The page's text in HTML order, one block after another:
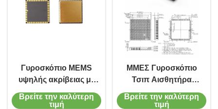
Γυροσκόπιο MEMS
υψηλής ακρίβειας με
πλάτος ζώνης 180Hz
0.05deg/h
Βρείτε την καλύτερη
τιμή
ΜΜΕΣ Γυροσκόπιο
Τσιπ Αισθητήρα
γωνιακής ταχύτητας
με 0,05°/h Προστασία
Βρείτε την καλύτερη
τιμή